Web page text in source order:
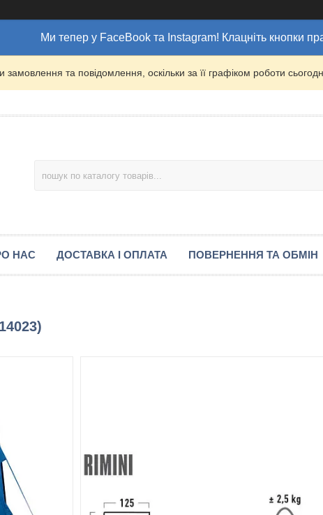
Ми тепер у FaceBook та Instagram! Клацніть кнопки
та повідомлення, оскільки за її графіком роботи
НАС ДОСТАВКА І ОПЛАТА ПОВЕРНЕННЯ ТА ОБМІН